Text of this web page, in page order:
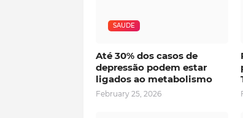
SAUDE
Até 30% dos casos de
depressão podem estar
ligados ao metabolismo
February 25, 2026